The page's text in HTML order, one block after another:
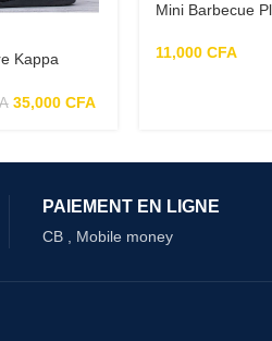
Kappa
35,000 CFA
Mini Barbecue
11,000CFA
PAIEMENT EN LIGNE
CB , Mobile money